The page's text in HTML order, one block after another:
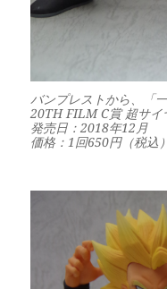
バンプレストから、「
20TH FILM C賞 超サイ
発売日：2018年12月
価格：1回650円（税込）